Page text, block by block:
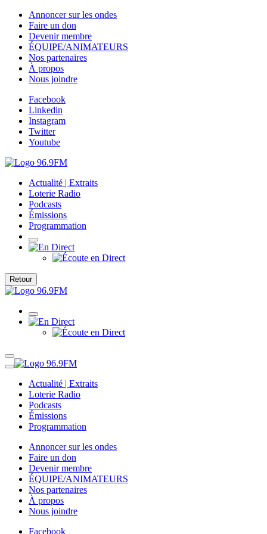
Annoncer sur les ondes
Faire un don
Devenir membre
ÉQUIPE/ANIMATEURS
Nos partenaires
À propos
Nous joindre
Facebook
Linkedin
Instagram
Twitter
Youtube
Actualité | Extraits
Loterie Radio
Podcasts
Émissions
Programmation
Retour
Actualité | Extraits
Loterie Radio
Podcasts
Émissions
Programmation
Annoncer sur les ondes
Faire un don
Devenir membre
ÉQUIPE/ANIMATEURS
Nos partenaires
À propos
Nous joindre
Facebook